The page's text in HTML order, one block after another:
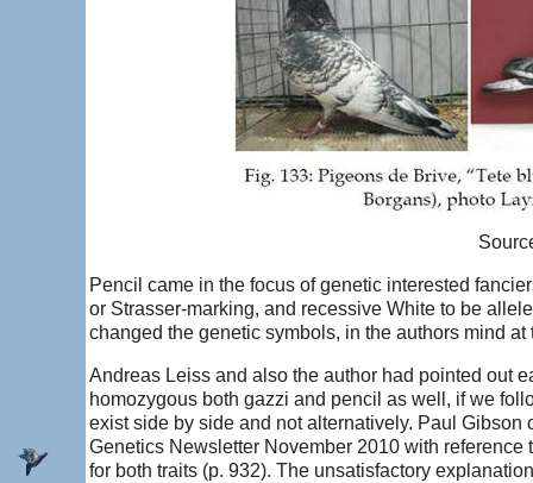
Pencil came in the focus of genetic interested
or Strasser-marking, and recessive White to be
changed the genetic symbols, in the authors mind
Andreas Leiss and also the author had pointed out
homozygous both gazzi and pencil as well, if we
exist side by side and not alternatively. Paul
Genetics Newsletter November 2010 with
for both traits (p. 932). The unsatisfactory